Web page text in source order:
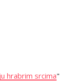
hrabrim srcima"